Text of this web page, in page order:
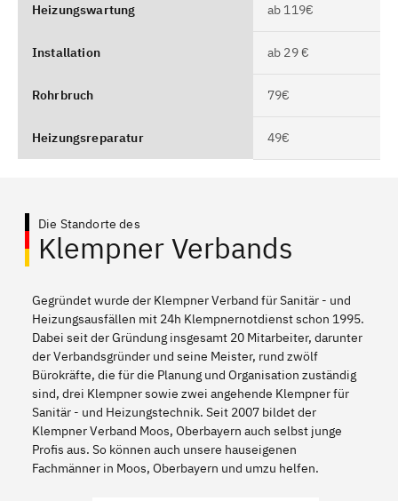
Heizungswartung ab 119€
Installation ab 29 €
Rohrbruch 79€
Heizungsreparatur 49€
Die Standorte des
Klempner Verbands
Gegründet wurde der Klempner Verband für Sanitär - und
Heizungsausfällen mit 24h Klempnernotdienst schon 1995.
Dabei seit der Gründung insgesamt 20 Mitarbeiter, darunter
der Verbandsgründer und seine Meister, rund zwölf
Bürokräfte, die für die Planung und Organisation zuständig
sind, drei Klempner sowie zwei angehende Klempner für
Sanitär - und Heizungstechnik. Seit 2007 bildet der
Klempner Verband Moos, Oberbayern auch selbst junge
Profis aus. So können auch unsere hauseigenen
Fachmänner in Moos, Oberbayern und umzu helfen.